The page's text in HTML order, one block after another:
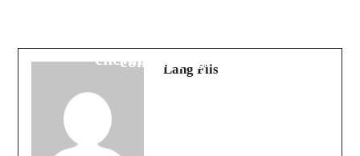
cohésion sociale
chevet des populations
Lang Fils